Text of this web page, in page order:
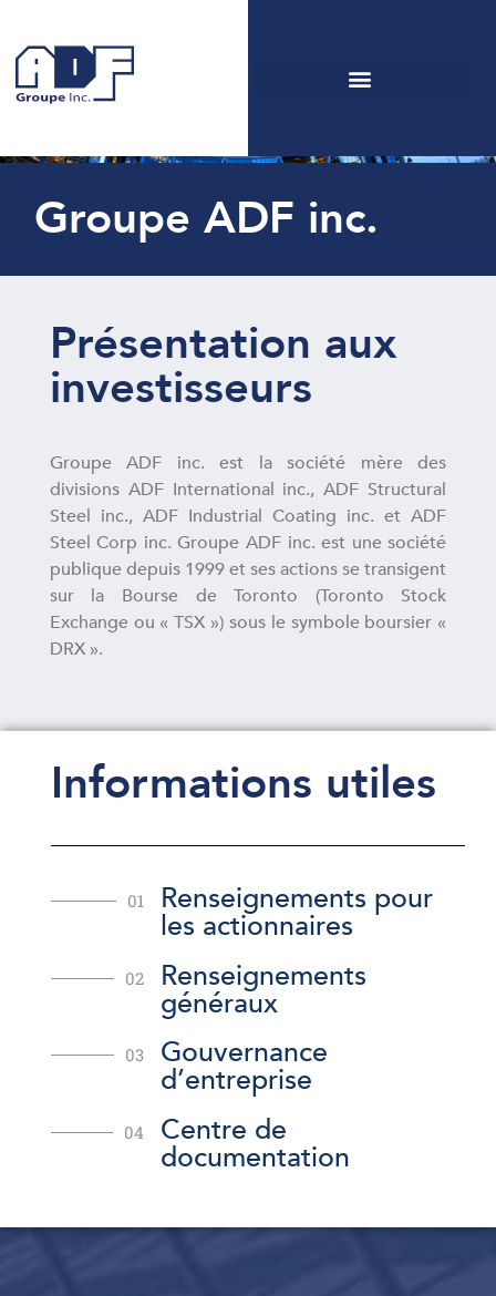
Investisseurs
Groupe ADF inc.
Présentation aux
investisseurs
Groupe ADF inc. est la société mère des
divisions ADF International inc., ADF Structural
Steel inc., ADF Industrial Coating inc. et ADF
Steel Corp inc. Groupe ADF inc. est une société
publique depuis 1999 et ses actions se transigent
sur la Bourse de Toronto (Toronto Stock
Exchange ou « TSX ») sous le symbole boursier «
DRX ».
Informations utiles
01 Renseignements pour
les actionnaires
02 Renseignements
généraux
03 Gouvernance
d’entreprise
04 Centre de
documentation